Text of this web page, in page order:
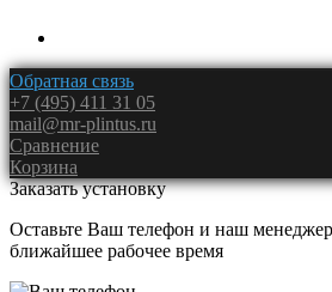
Обратная связь
+7 (495) 411 31 05
mail@mr-plintus.ru
Сравнение
Корзина
Заказать установку
Оставьте Ваш телефон и наш
ближайшее рабочее время